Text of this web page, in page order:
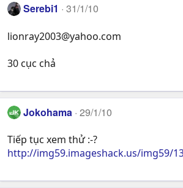
Serebi1 31/1/10
lionray2003@yahoo.com
30 cục chả
Jokohama 29/1/10
Tiếp tục xem thử :-?
http://img59.imageshack.us/img59/